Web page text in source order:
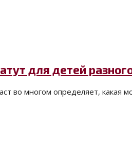
для детей
во многом определяет, какая